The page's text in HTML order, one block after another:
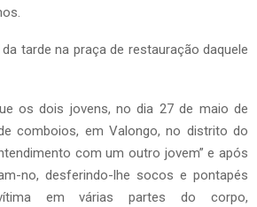
tarde na praça de restauração daquele
os dois jovens, no dia 27 de maio de
comboios, em Valongo, no distrito do
com um outro jovem” e após
no, desferindo-lhe socos e pontapés
em várias partes do corpo,